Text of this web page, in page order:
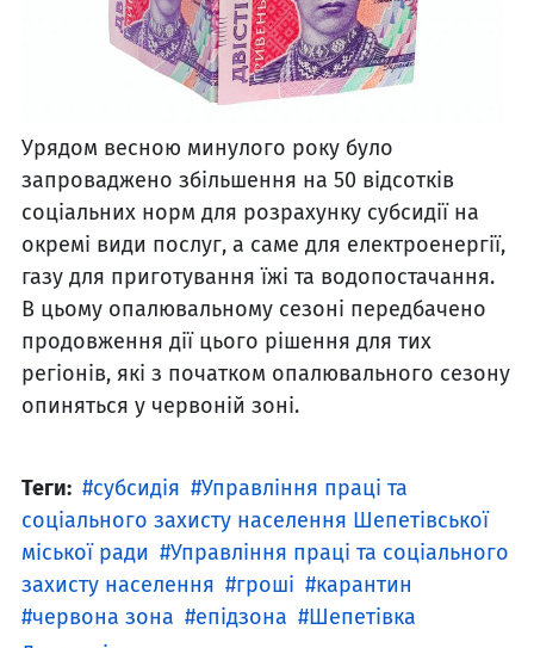
Урядом весною минулого року було
запроваджено збільшення на 50 відсотків
соціальних норм для розрахунку субсидії на
окремі види послуг, а саме для електроенергії,
газу для приготування їжі та водопостачання.
В цьому опалювальному сезоні передбачено
продовження дії цього рішення для тих
регіонів, які з початком опалювального сезону
опиняться у червоній зоні.
Теги: субсидія
Управління праці та
соціального захисту населення Шепетівської
міської ради
Управління праці та соціального
захисту населення
гроші
карантин
червона зона
епідзона
Шепетівка